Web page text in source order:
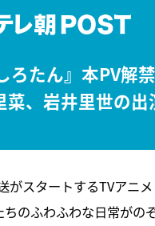
ろたん』本PV解
菜、岩井里世の出
がスタートするTVアニメ
のふわふわな日常がの